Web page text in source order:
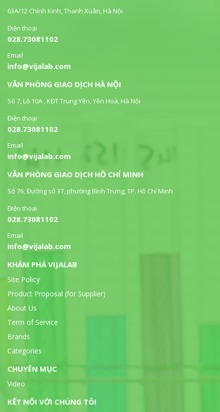
63A/12 Chính Kinh, Thanh Xuân, Hà Nội
Điện thoại
028.73081102
Email
info@vijalab.com
VĂN PHÒNG GIAO DỊCH HÀ NỘI
Số 7, Lô 10A , KĐT Trung Yên, Yên Hoà, Hà Nội
Điện thoại
028.73081102
Email
info@vijalab.com
VĂN PHÒNG GIAO DỊCH HỒ CHÍ MINH
Số 76, Đường số 37, phường Bình Trưng, TP. Hồ Chí Minh
Điện thoại
028.73081102
Email
info@vijalab.com
KHÁM PHÁ VIJALAB
Site Policy
Product Proposal (for Supplier)
About Us
Term of Service
Brands
Categories
CHUYÊN MỤC
Video
KẾT NỐI VỚI CHÚNG TÔI